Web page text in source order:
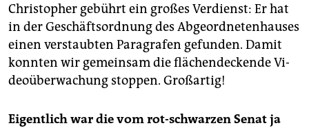
Chris­to­pher ge­bührt ein gro­ßes Ver­dienst: Er hat
in der Ge­schäfts­ordnung des Ab­ge­ord­ne­ten­hau­ses
einen ver­staub­ten Pa­ra­gra­fen ge­fun­den. Damit
konn­ten wir ge­mein­sam die flä­chen­de­cken­de Vi­
deo­über­wa­chung stop­pen. Groß­ar­tig!
Ei­gent­lich war die vom rot-schwar­zen Senat ja